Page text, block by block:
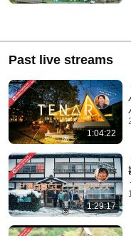
Past live streams
1:04:22
1:29:17